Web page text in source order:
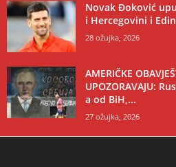
Novak Đoković
i Hercegovini i
28 ožujka, 2026
AMERIČKE
UPOZORAVAJU:
a od BiH,...
27 ožujka, 2026